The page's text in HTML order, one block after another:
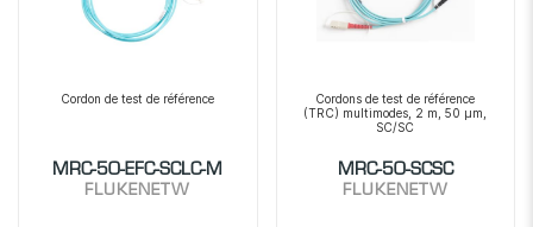
Cordon de test de référence
MRC-50-EFC-SCLC-M
FLUKENETW
Cordons de test de référence
(TRC) multimodes, 2 m, 50 µm,
SC/SC
MRC-50-SCSC
FLUKENETW